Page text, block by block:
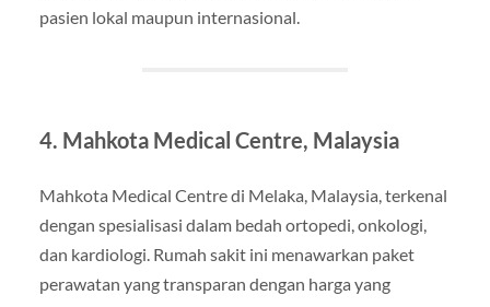
pasien lokal maupun internasional.
4. Mahkota Medical Centre, Malaysia
Mahkota Medical Centre di Melaka, Malaysia, terkenal
dengan spesialisasi dalam bedah ortopedi, onkologi,
dan kardiologi. Rumah sakit ini menawarkan paket
perawatan yang transparan dengan harga yang